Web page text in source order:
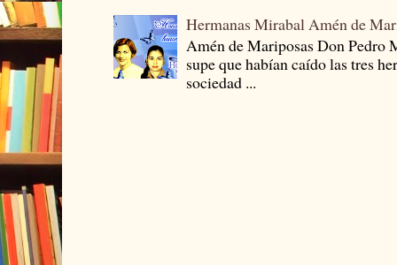
Hermanas Mirabal Amén de
Amén de Mariposas Don
supe que habían caído las tres
sociedad ...